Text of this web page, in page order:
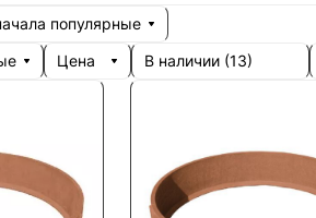
популярные
Цена В наличии (13)